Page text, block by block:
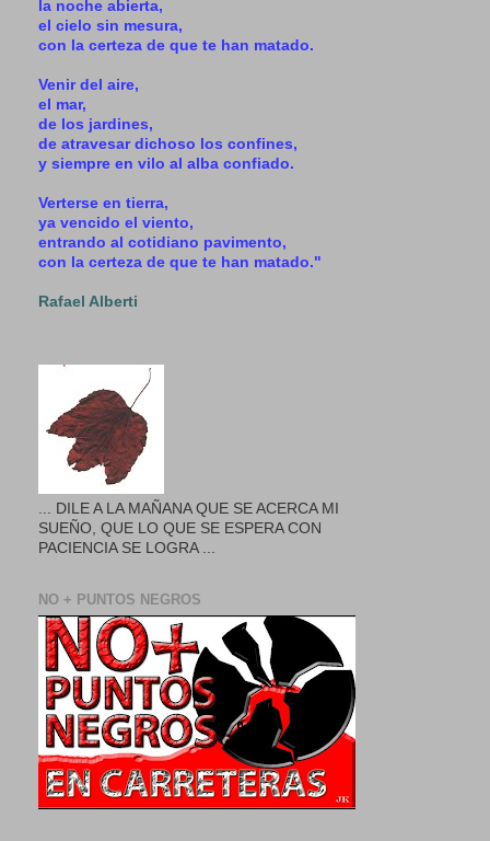
la noche abierta,
el cielo sin mesura,
con la certeza de que te han matado.
Venir del aire,
el mar,
de los jardines,
de atravesar dichoso los confines,
y siempre en vilo al alba confiado.
Verterse en tierra,
ya vencido el viento,
entrando al cotidiano pavimento,
con la certeza de que te han matado."
Rafael Alberti
... DILE A LA MAÑANA QUE SE ACERCA MI
SUEÑO, QUE LO QUE SE ESPERA CON
PACIENCIA SE LOGRA ...
NO + PUNTOS NEGROS